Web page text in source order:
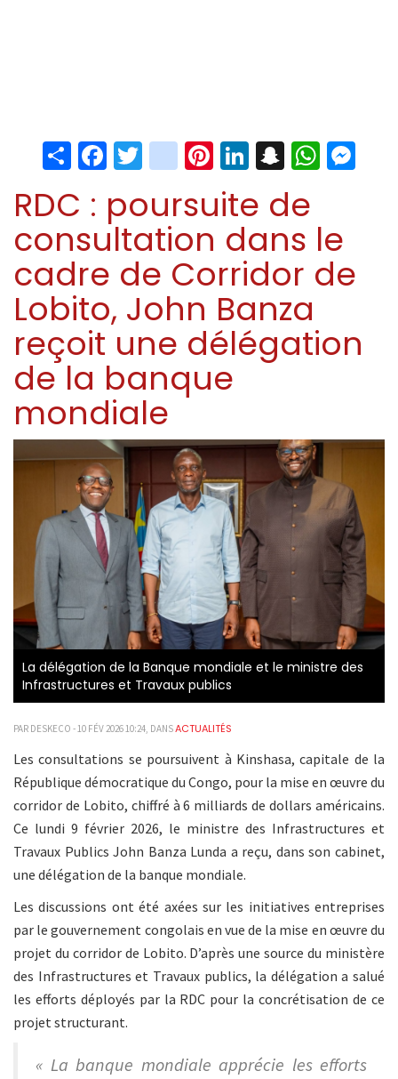
ShareFacebook
Twitter
instagram
Pinterest
LinkedIn
Snapchat
RDC : poursuite de
consultation dans le
cadre de Corridor de
Lobito, John Banza
reçoit une délégation
de la banque
mondiale
La délégation de la Banque mondiale et le ministre des
Infrastructures et Travaux publics
PAR DESKECO - 10 FÉV 2026 10:24, DANSACTUALITÉS
Les consultations se poursuivent à Kinshasa, capitale de la
République démocratique du Congo, pour la mise en œuvre du
corridor de Lobito, chiffré à 6 milliards de dollars américains.
Ce lundi 9 février 2026, le ministre des Infrastructures et
Travaux Publics John Banza Lunda a reçu, dans son cabinet,
une délégation de la banque mondiale.
Les discussions ont été axées sur les initiatives entreprises
par le gouvernement congolais en vue de la mise en œuvre du
projet du corridor de Lobito. D’après une source du ministère
des Infrastructures et Travaux publics, la délégation a salué
les efforts déployés par la RDC pour la concrétisation de ce
projet structurant.
« La banque mondiale apprécie les efforts